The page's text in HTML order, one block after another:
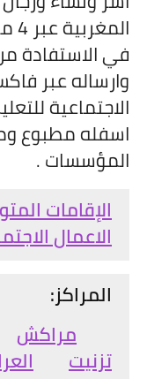
في الاستفادة
وارساله عبر
الاجتماعية
اسفله مطبوع
المؤسسات .
الإقامات
الاعمال
المراكز:
مراكش
تزنيت